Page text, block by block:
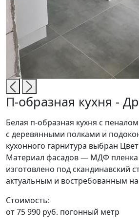
П-образная кухня -
Белая п-образная кухня с
с деревянными полками и
кухонного гарнитура выбран
Материал фасадов — МДФ пленка
изготовлено под скандинавский
актуальным и востребованным
Стоимость:
от 75 990 руб. погонный метр